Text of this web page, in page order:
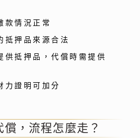
款情況正常
抵押品來源合法
供抵押品，代償時需提供
力證明可加分
償，流程怎麼走？